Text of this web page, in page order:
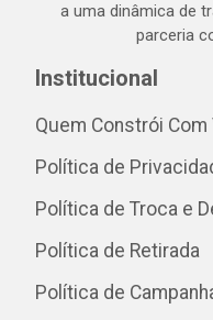
a uma dinâmica de
parceria
Institucional
Quem Constrói Com
Política de
Política de Troca e
Política de Retirada
Política de